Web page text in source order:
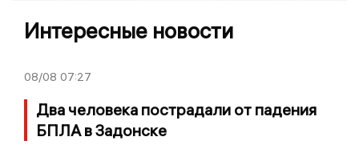
Интересные новости
08/08 07:27
Два человека пострадали от падения
БПЛА в Задонске